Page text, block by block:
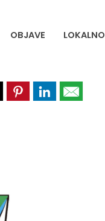
OBJAVE LOKALNO